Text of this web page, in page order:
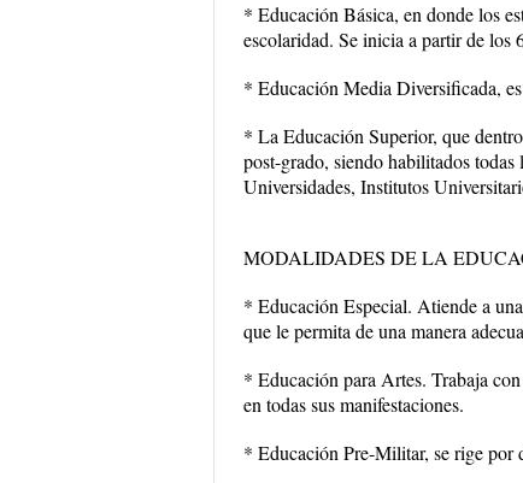
* Educación Básica, en donde los
escolaridad. Se inicia a partir de los
* Educación Media Diversificada,
* La Educación Superior, que
post-grado, siendo habilitados
Universidades, Institutos
MODALIDADES DE LA
* Educación Especial. Atiende a
que le permita de una manera
* Educación para Artes. Trabaja
en todas sus manifestaciones.
* Educación Pre-Militar, se rige por